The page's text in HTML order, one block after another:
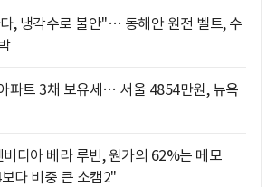
, 냉각수로 불안"… 동해안 원전 벨트, 수
파트 3채 보유세… 서울 4854만원, 뉴욕
디아 베라 루빈, 원가의 62%는 메모
다 비중 큰 소캠2"